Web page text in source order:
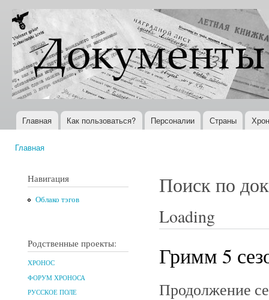
Документы
XX века
Всемирная
история в
Интернете
Главное меню
Главная Как пользоваться? Персоналии Страны
Главная
Навигация
Облако тэгов
Родственные проекты:
ХРОНОС
ФОРУМ ХРОНОСА
РУССКОЕ ПОЛЕ
Поиск по
Loading
Гримм 5
Продолжение